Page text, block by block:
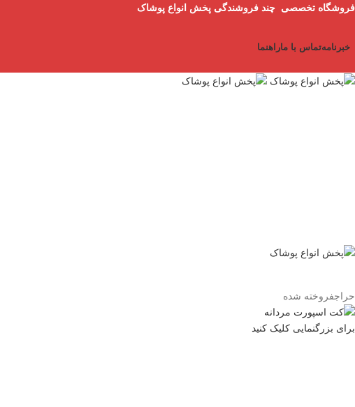
فروشگاه تخصصی چند فروشندگی پخش انواع پوشاک
خبرنامهتماس با ماراهنما
حراجفروخته شده
برای بزرگنمایی کلیک کنید